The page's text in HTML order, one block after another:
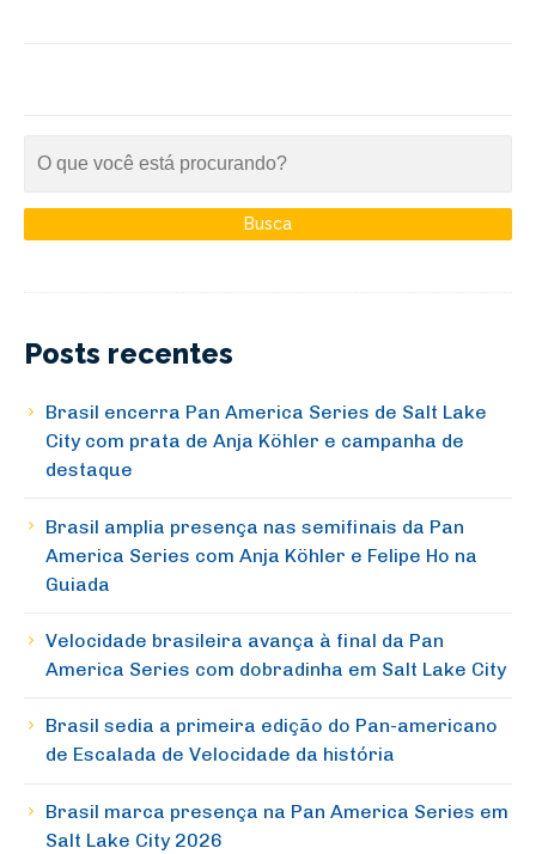
Posts recentes
Brasil encerra Pan America Series de Salt Lake
City com prata de Anja Köhler e campanha de
destaque
Brasil amplia presença nas semifinais da Pan
America Series com Anja Köhler e Felipe Ho na
Guiada
Velocidade brasileira avança à final da Pan
America Series com dobradinha em Salt Lake City
Brasil sedia a primeira edição do Pan-americano
de Escalada de Velocidade da história
Brasil marca presença na Pan America Series em
Salt Lake City 2026